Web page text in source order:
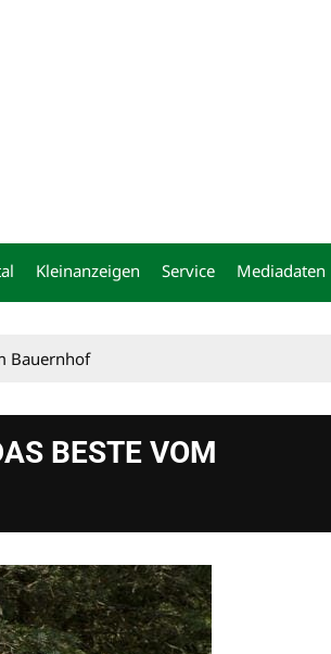
Kleinanzeigen Service Mediadaten
Bauernhof
BESTE VOM